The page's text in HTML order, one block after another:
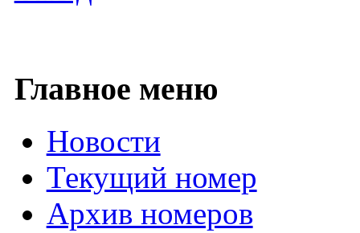
Главное меню
Новости
Текущий номер
Архив номеров